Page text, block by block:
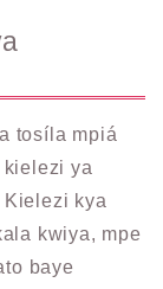
tosíla mpiá
ya
Kielezi kya
kwiya, mpe
baye